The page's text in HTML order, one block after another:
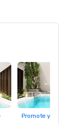
Promote your